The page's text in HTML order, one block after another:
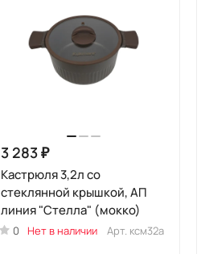
3 283 ₽
Кастрюля 3,2л со
стеклянной крышкой, АП
линия "Стелла" (мокко)
0 Нет в наличии Арт. ксм32а